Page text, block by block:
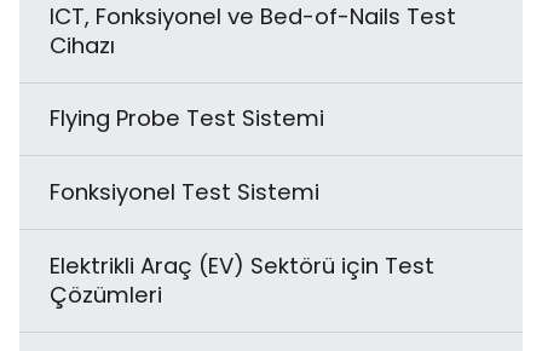
Tuz Sprey Testi
Çok Aşamalı Döngüsel Korozyon Testi
Elektrodinamik Tip Titreşim Test Cihazı
Yüksek Hızlandırılmış Gerilme Test Cihazı
Düşme Testi
CCD Kamera Görsel Denetimli Glue
Dispensing
Masaüstü Glue Dispensing
Vakumlu Glue Potting
Otomatik Glue Dispenser
ICT, Fonksiyonel ve Bed-of-Nails Test
Cihazı
Flying Probe Test Sistemi
Fonksiyonel Test Sistemi
Elektrikli Araç (EV) Sektörü için Test
Çözümleri